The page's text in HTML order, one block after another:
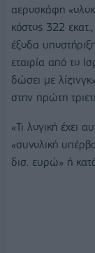
αεροσκάφη
κόστος 322
έξοδα
εταιρία από το
δώσει με
στην πρώτη
«Τι λογική έχει
«συνολική
δισ. ευρώ» ή